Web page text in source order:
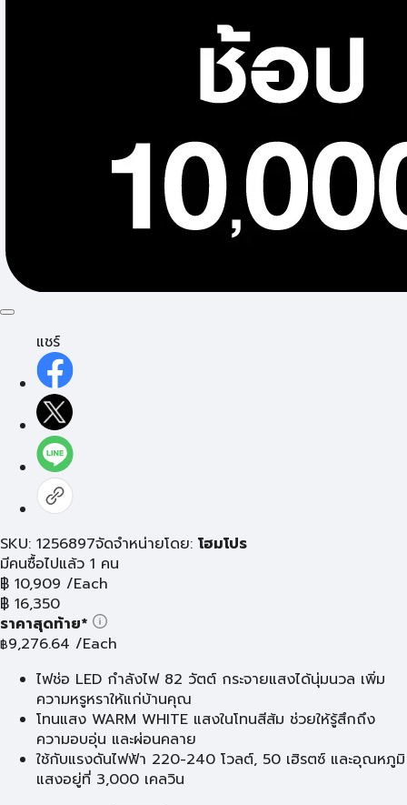
แชร์
SKU: 1256897จัดจำหน่ายโดย: โฮมโปร
มีคนซื้อไปแล้ว 1 คน
฿ 10,909 /Each
฿ 16,350
ราคาสุดท้าย*
฿9,276.64 /Each
ไฟช่อ LED กำลังไฟ 82 วัตต์ กระจายแสงได้นุ่มนวล เพิ่ม
ความหรูหราให้แก่บ้านคุณ
โทนแสง WARM WHITE แสงในโทนสีส้ม ช่วยให้รู้สึกถึง
ความอบอุ่น และผ่อนคลาย
ใช้กับแรงดันไฟฟ้า 220-240 โวลต์, 50 เฮิรตซ์ และอุณหภูมิ
แสงอยู่ที่ 3,000 เคลวิน